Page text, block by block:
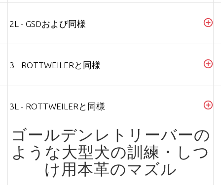
2L - GSDおよび同様
3 - ROTTWEILERと同様
3L - ROTTWEILERと同様
ゴールデンレトリーバーの
ような大型犬の訓練・しつ
け用本革のマズル